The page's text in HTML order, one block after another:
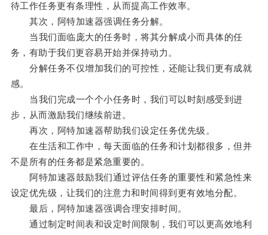
待工作任务更有条理性，从而提高工作效率。
其次，阿特加速器强调任务分解。
当我们面临庞大的任务时，将其分解成小而具体的任
务，有助于我们更容易开始并保持动力。
分解任务不仅增加我们的可控性，还能让我们更有成就
感。
当我们完成一个个小任务时，我们可以时刻感受到进
步，从而激励我们继续前进。
再次，阿特加速器帮助我们设定任务优先级。
在生活和工作中，每天面临的任务和计划都很多，但并
不是所有的任务都是紧急重要的。
阿特加速器鼓励我们通过评估任务的重要性和紧急性来
设定优先级，让我们的注意力和时间得到更有效地分配。
最后，阿特加速器强调合理安排时间。
通过制定时间表和设定时间限制，我们可以更高效地利